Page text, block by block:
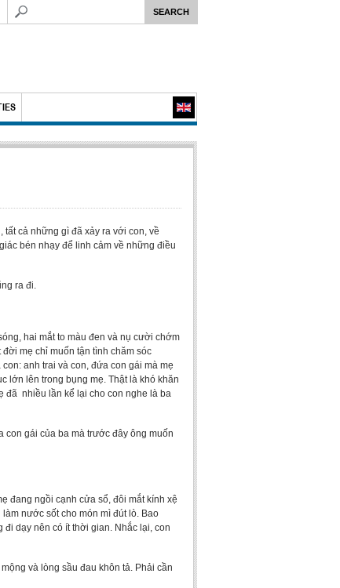
cả những gì đã xảy ra với con, về
bén nhạy để linh cảm về những điều
ra đi.
hai mắt to màu đen và nụ cười chớm
mẹ chỉ muốn tận tình chăm sóc
anh trai và con, đứa con gái mà mẹ
lớn lên trong bụng mẹ. Thật là khó khăn
đã nhiều lần kể lại cho con nghe là ba
con gái của ba mà trước đây ông muốn
đang ngồi cạnh cửa sổ, đôi mắt kính xệ
nước sốt cho món mì đút lò. Bao
dạy nên có ít thời gian. Nhắc lại, con
và lòng sầu đau khôn tả. Phải cần